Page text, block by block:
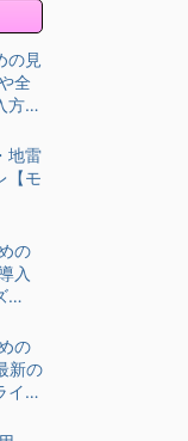
の見
全
方
地雷
【モ
の
入
の
新の
イズ